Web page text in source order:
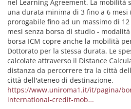
nel Learning Agreement. La mobilità
una durata minima di 3 fino a 6 mesi
prorogabile fino ad un massimo di
mesi senza borsa di studio - modalità
borsa ICM copre anche la mobilità
Dottorato per la stessa durata. Le
calcolate attraverso il Distance
distanza da percorrere tra la città
città dell'ateneo di destinazione.
https://www.uniroma1.it/it/pagina/
international-credit-mob...